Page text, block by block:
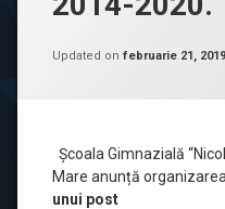
Updated on februarie 21, 2019
Şcoala Gimnazială
Mare anunță
unui post